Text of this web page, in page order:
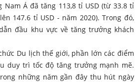
Á đã tăng 113,8 tỉ USD (từ 33.8 tỉ
147.6 tỉ USD - năm 2020). Trong đó,
đầu khu vực về tăng trưởng khách
Du lịch thế giới, phần lớn các điểm
duy trì tốc độ tăng trưởng mạnh mẽ.
những năm gần đây thu hút ngày